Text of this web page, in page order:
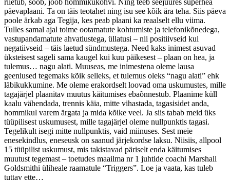
päevaplaani. Ta on täis teotahet ning isu see kõik ära teha. Siis päeva
poole ärkab aga Tegija, kes peab plaani ka reaalselt ellu viima.
Tulles samal ajal toime ootamatute kohtumiste ja telefonikõnedega,
vastupandamatute ahvatlustega, üllatusi – nii positiivseid kui
negatiivseid – täis laetud sündmustega. Need kaks inimest asuvad
üksteisest sageli sama kaugel kui kuu päikesest – plaan on hea, ja
tulemus… nagu alati. Muuseas, me inimestena oleme lausa
geeniused tegemaks kõik selleks, et tulemus oleks “nagu alati” ehk
läbikukkumine. Me oleme erakordselt loovad oma uskumustes, mille
tagajärjel plaanitav muutus käitumises ebaõnnestub. Plaanime küll
kaalu vähendada, trennis käia, mitte vihastada, tagasisidet anda,
hommikul varem ärgata ja mida kõike veel. Ja siis tabab meid üks
tüüpilisest uskumusest, mille tagajärjel oleme nullpunktis tagasi.
Tegelikult isegi mitte nullpunktis, vaid miinuses. Sest meie
enesekindlus, eneseusk on saanud järjekordse laksu. Niisiis, allpool
15 tüüpilist uskumust, mis takistavad päriselt enda käitumises
muutust tegemast – toetudes maailma nr 1 juhtide coachi Marshall
Goldsmithi üliheale raamatule “Triggers”. Loe ja vaata, kas tuleb
tuttav ette…